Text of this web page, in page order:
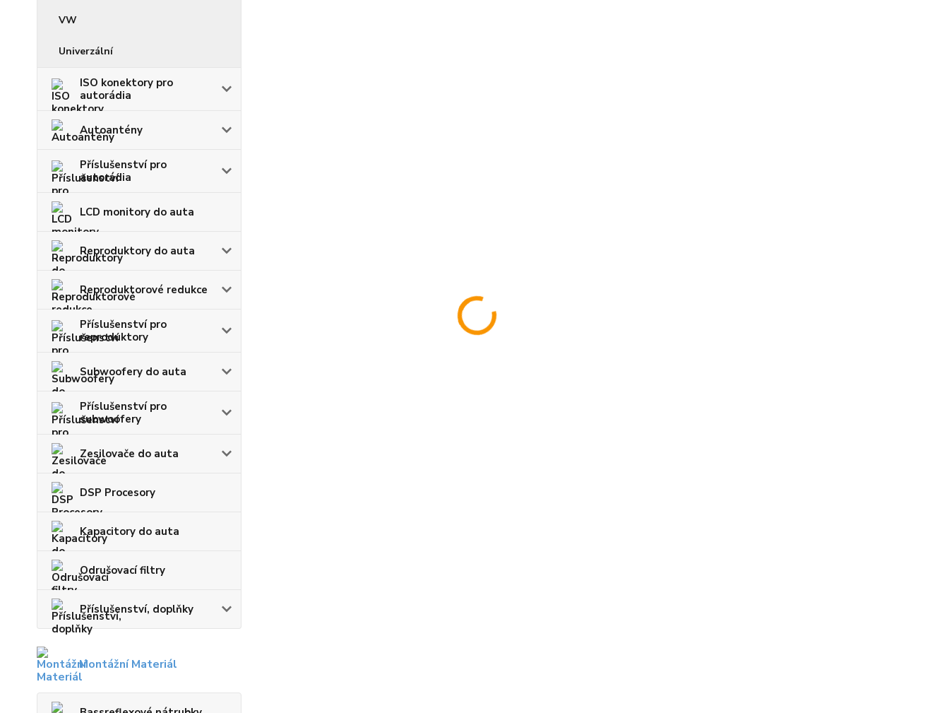
VW
Univerzální
ISO konektory pro
autorádia
Autoantény
Příslušenství pro
autorádia
LCD monitory do auta
Reproduktory do auta
Reproduktorové redukce
Příslušenství pro
reproduktory
Subwoofery do auta
Příslušenství pro
subwoofery
Zesilovače do auta
DSP Procesory
Kapacitory do auta
Odrušovací filtry
Příslušenství, doplňky
Montážní Materiál